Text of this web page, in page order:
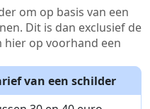
om op basis van een
Dit is dan exclusief de
hier op voorhand een
van een schilder